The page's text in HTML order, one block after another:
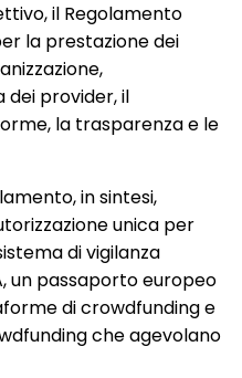
il Regolamento
la prestazione dei
dei provider, il
la trasparenza e le
in sintesi,
unica per
di vigilanza
un passaporto europeo
di crowdfunding e
che agevolano